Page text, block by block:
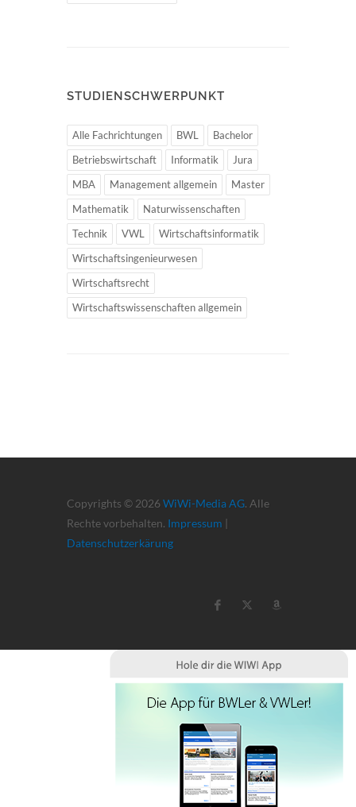
STUDIENSCHWERPUNKT
Alle Fachrichtungen BWL
Bachelor
Betriebswirtschaft
Informatik
Jura
MBA
Management allgemein
Master
Mathematik
Naturwissenschaften
Technik
VWL
Wirtschaftsinformatik
Wirtschaftsingenieurwesen
Wirtschaftsrecht
Wirtschaftswissenschaften allgemein
Copyrights © 2026 WiWi-Media AG. Alle
Rechte vorbehalten. Impressum |
Datenschutzerkärung